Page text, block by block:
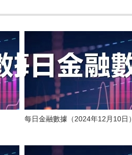
每日金融數據（2024年12月10日）